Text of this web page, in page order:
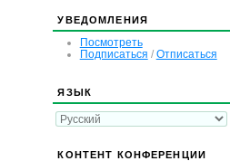
УВЕДОМЛЕНИЯ
Посмотреть
Подписаться / Отписаться
ЯЗЫК
КОНТЕНТ КОНФЕРЕНЦИИ